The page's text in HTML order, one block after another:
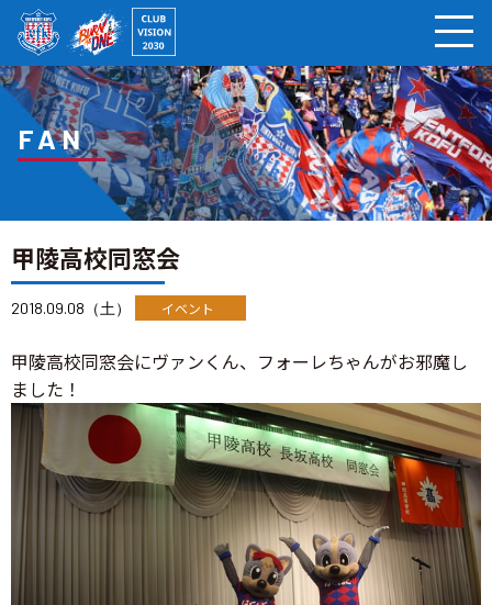
FAN
甲陵高校同窓会
2018.09.08（土） イベント
甲陵高校同窓会にヴァンくん、フォーレちゃんがお邪魔し
ました！